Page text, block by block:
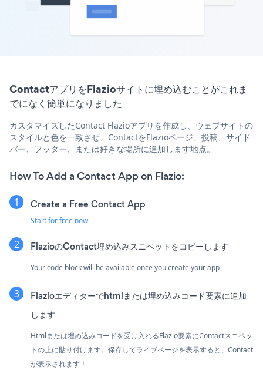
ContactアプリをFlazioサイトに埋め込むことがこれま
でになく簡単になりました
カスタマイズしたContact Flazioアプリを作成し、ウェブサイトの
スタイルと色を一致させ、ContactをFlazioページ、投稿、サイド
バー、フッター、または好きな場所に追加します地点。
How To Add a Contact App on Flazio:
Create a Free Contact App
Start for free now
FlazioのContact埋め込みスニペットをコピーします
Your code block will be available once you create your app
Flazioエディターでhtmlまたは埋め込みコード要素に追加
します
Htmlまたは埋め込みコードを受け入れるFlazio要素にContactスニペッ
トの上に貼り付けます。保存してライブページを表示すると、Contact
が表示されます！